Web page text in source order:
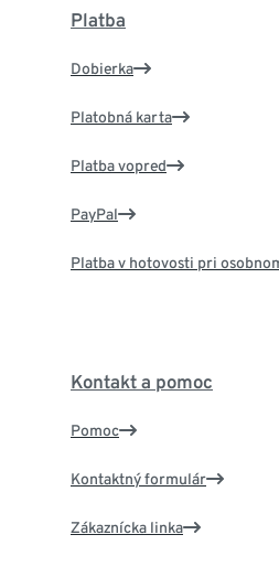
Platba
Dobierka
Platobná karta
Platba vopred
PayPal
Platba v hotovosti pri
Kontakt a pomoc
Pomoc
Kontaktný formulár
Zákaznícka linka